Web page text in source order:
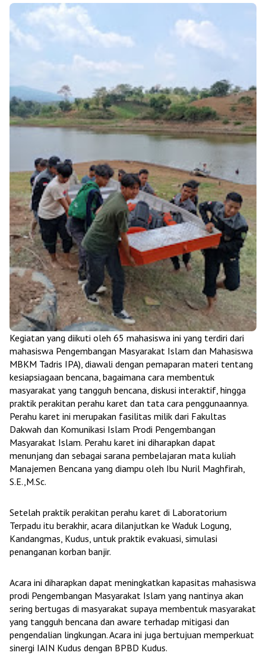
Kegiatan yang diikuti oleh 65 mahasiswa ini yang terdiri dari
mahasiswa Pengembangan Masyarakat Islam dan Mahasiswa
MBKM Tadris IPA), diawali dengan pemaparan materi tentang
kesiapsiagaan bencana, bagaimana cara membentuk
masyarakat yang tangguh bencana, diskusi interaktif, hingga
praktik perakitan perahu karet dan tata cara penggunaannya.
Perahu karet ini merupakan fasilitas milik dari Fakultas
Dakwah dan Komunikasi Islam Prodi Pengembangan
Masyarakat Islam. Perahu karet ini diharapkan dapat
menunjang dan sebagai sarana pembelajaran mata kuliah
Manajemen Bencana yang diampu oleh Ibu Nuril Maghfirah,
S.E.,M.Sc.
Setelah praktik perakitan perahu karet di Laboratorium
Terpadu itu berakhir, acara dilanjutkan ke Waduk Logung,
Kandangmas, Kudus, untuk praktik evakuasi, simulasi
penanganan korban banjir.
Acara ini diharapkan dapat meningkatkan kapasitas mahasiswa
prodi Pengembangan Masyarakat Islam yang nantinya akan
sering bertugas di masyarakat supaya membentuk masyarakat
yang tangguh bencana dan aware terhadap mitigasi dan
pengendalian lingkungan. Acara ini juga bertujuan memperkuat
sinergi IAIN Kudus dengan BPBD Kudus.